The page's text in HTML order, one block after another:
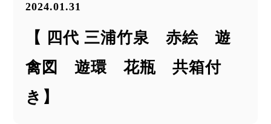
2024.01.31
【 四代 三浦竹泉 赤絵 遊
禽図 遊環 花瓶 共箱付
き】